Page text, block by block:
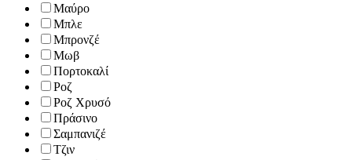
Μαύρο
Μπλε
Μπρονζέ
Μωβ
Πορτοκαλί
Ροζ
Ροζ Χρυσό
Πράσινο
Σαμπανιζέ
Τζιν